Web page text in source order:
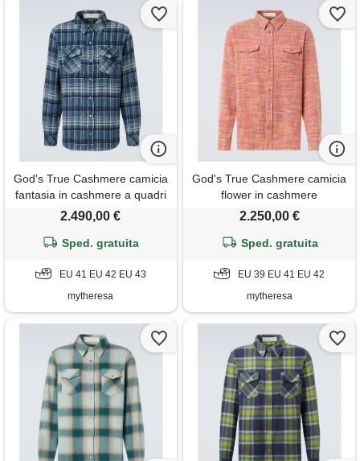
God's True Cashmere camicia
fantasia in cashmere a quadri
con smeraldo
2.490,00 €
Sped. gratuita
EU 41 EU 42 EU 43
mytheresa
God's True Cashmere camicia
flower in cashmere
2.250,00 €
Sped. gratuita
EU 39 EU 41 EU 42
mytheresa